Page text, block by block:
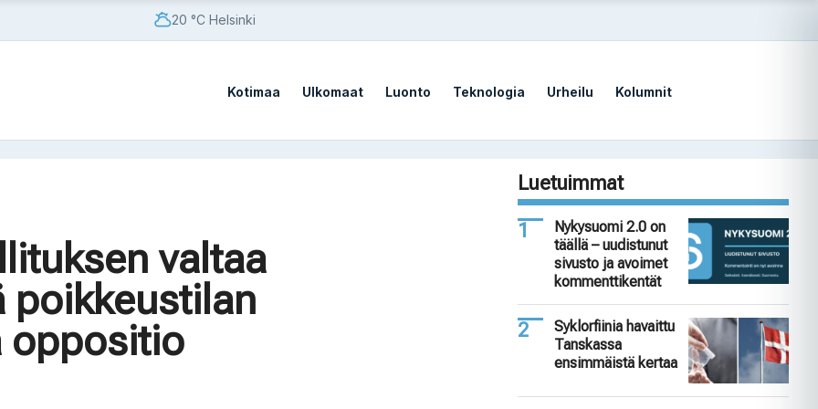
20 °C Helsinki
Kotimaa Ulkomaat Luonto Teknologia Urheilu Kolumnit
sotilastukikohdista
valtaa
poikkeustilan
oppositio
Luetuimmat
Nykysuomi 2.0 on
täällä – uudistunut
sivusto ja avoimet
kommenttikentät
Syklorfiinia havaittu
Tanskassa
ensimmäistä kertaa